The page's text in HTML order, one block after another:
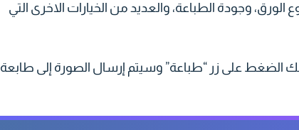
وجودة الطباعة، والعديد من الخيارات الاخرى التي
على زر “طباعة” وسيتم إرسال الصورة إلى طابعة